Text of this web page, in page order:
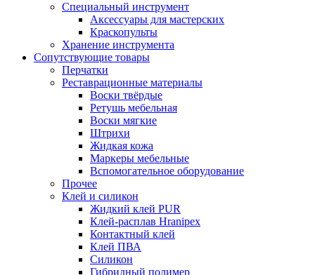
Специальный инструмент
Аксессуары для мастерских
Краскопульты
Хранение инструмента
Сопутствующие товары
Перчатки
Реставрационные материалы
Воски твёрдые
Ретушь мебельная
Воски мягкие
Штрихи
Жидкая кожа
Маркеры мебельные
Вспомогательное оборудование
Прочее
Клей и силикон
Жидкий клей PUR
Клей-расплав Hranipex
Контактный клей
Клей ПВА
Силикон
Гибридный полимер